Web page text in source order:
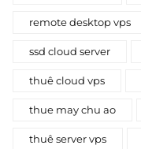
remote desktop vps
ssd cloud server
thuê cloud vps
thue may chu ao
thuê server vps